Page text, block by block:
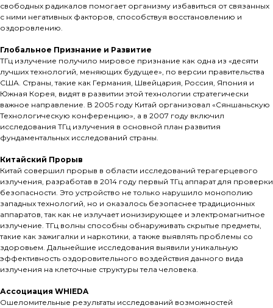
свободных радикалов помогает организму избавиться от связанных
с ними негативных факторов, способствуя восстановлению и
оздоровлению.
Глобальное Признание и Развитие
ТГц излучение получило мировое признание как одна из «десяти
лучших технологий, меняющих будущее», по версии правительства
США. Страны, такие как Германия, Швейцария, Россия, Япония и
Южная Корея, видят в развитии этой технологии стратегически
важное направление. В 2005 году Китай организовал «Сяншаньскую
Технологическую конференцию», а в 2007 году включил
исследования ТГц излучения в основной план развития
фундаментальных исследований страны.
Китайский Прорыв
Китай совершил прорыв в области исследований терагерцевого
излучения, разработав в 2014 году первый ТГц аппарат для проверки
безопасности. Это устройство не только нарушило монополию
западных технологий, но и оказалось безопаснее традиционных
аппаратов, так как не излучает ионизирующее и электромагнитное
излучение. ТГц волны способны обнаруживать скрытые предметы,
такие как зажигалки и наркотики, а также выявлять проблемы со
здоровьем. Дальнейшие исследования выявили уникальную
эффективность оздоровительного воздействия данного вида
излучения на клеточные структуры тела человека.
Ассоциация WHIEDA
Ошеломительные результаты исследований возможностей